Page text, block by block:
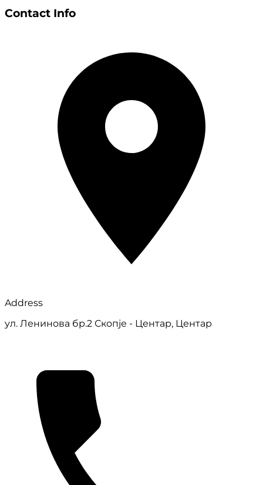
Contact Info
Address
ул. Ленинова бр.2 Скопје - Центар, Центар